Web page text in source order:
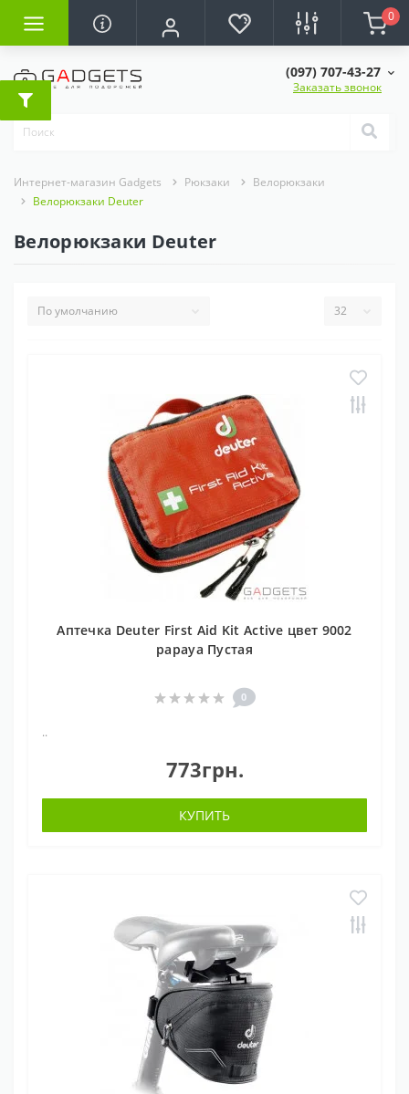
0
(097) 707-43-27
Заказать звонок
Интернет-магазин Gadgets Рюкзаки
Велорюкзаки
Велорюкзаки Deuter
Велорюкзаки Deuter
Аптечка Deuter First Aid Kit Active цвет 9002
papaya Пустая
0
..
773грн.
КУПИТЬ